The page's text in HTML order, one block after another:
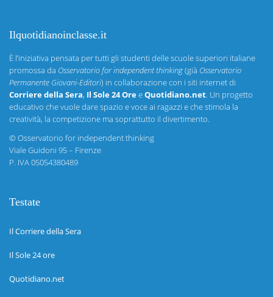
Ilquotidianoinclasse.it
È l’iniziativa pensata per tutti gli studenti delle scuole superiori italiane
promossa da Osservatorio for independent thinking(già Osservatorio
Permanente Giovani-Editori) in collaborazione con i siti internet di
Corriere della Sera, Il Sole 24 OreeQuotidiano.net. Un progetto
educativo che vuole dare spazio e voce ai ragazzi e che stimola la
creatività, la competizione ma soprattutto il divertimento.
©Osservatorio for independent thinking
Viale Guidoni 95 – Firenze
P. IVA 05054380489
Testate
Il Corriere della Sera
Il Sole 24 ore
Quotidiano.net